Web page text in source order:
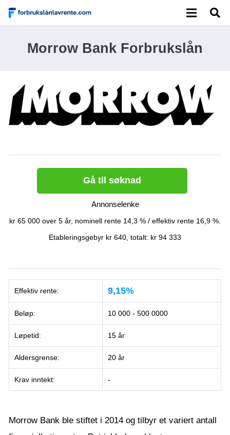
Morrow Bank Forbrukslån
Gå til søknad
Annonselenke
kr 65 000 over 5 år, nominell rente 14,3 % / effektiv rente 16,9 %.
Etableringsgebyr kr 640, totalt: kr 94 333
Effektiv rente: 9,15%
Beløp: 10 000 - 500 0000
Løpetid: 15 år
Aldersgrense: 20 år
Krav inntekt: -
Morrow Bank ble stiftet i 2014 og tilbyr et variert antall